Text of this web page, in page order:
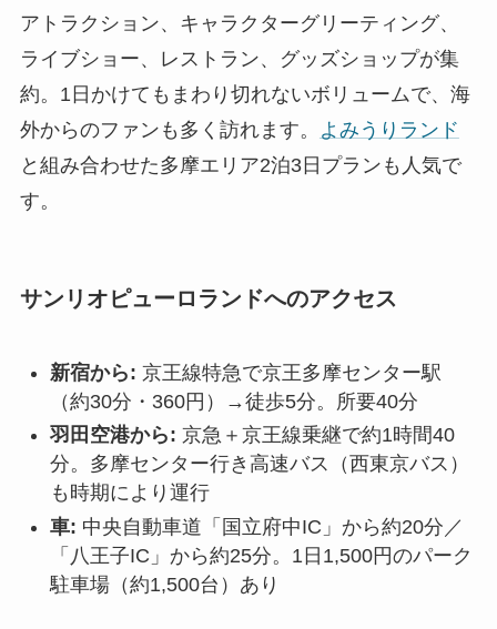
アトラクション、キャラクターグリーティング、
ライブショー、レストラン、グッズショップが集
約。1日かけてもまわり切れないボリュームで、海
外からのファンも多く訪れます。
よみうりランド
と組み合わせた多摩エリア2泊3日プランも人気で
す。
サンリオピューロランドへのアクセス
新宿から: 京王線特急で京王多摩センター駅
（約30分・360円）→徒歩5分。所要40分
羽田空港から: 京急＋京王線乗継で約1時間40
分。多摩センター行き高速バス（西東京バス）
も時期により運行
車: 中央自動車道「国立府中IC」から約20分／
「八王子IC」から約25分。1日1,500円のパーク
駐車場（約1,500台）あり